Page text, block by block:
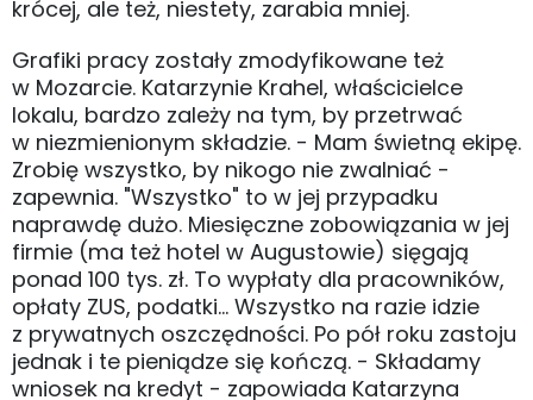
krócej, ale też, niestety, zarabia mniej.
Grafiki pracy zostały zmodyfikowane też
w Mozarcie. Katarzynie Krahel, właścicielce
lokalu, bardzo zależy na tym, by przetrwać
w niezmienionym składzie. - Mam świetną ekipę.
Zrobię wszystko, by nikogo nie zwalniać -
zapewnia. "Wszystko" to w jej przypadku
naprawdę dużo. Miesięczne zobowiązania w jej
firmie (ma też hotel w Augustowie) sięgają
ponad 100 tys. zł. To wypłaty dla pracowników,
opłaty ZUS, podatki... Wszystko na razie idzie
z prywatnych oszczędności. Po pół roku zastoju
jednak i te pieniądze się kończą. - Składamy
wniosek na kredyt - zapowiada Katarzyna